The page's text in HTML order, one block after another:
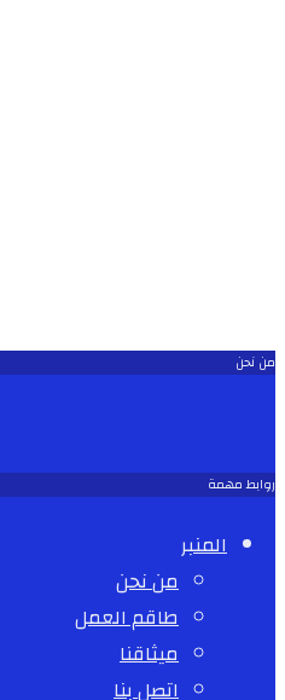
من نحن
روابط مهمة
المنبر
من نحن
طاقم العمل
ميثاقنا
اتصل بنا